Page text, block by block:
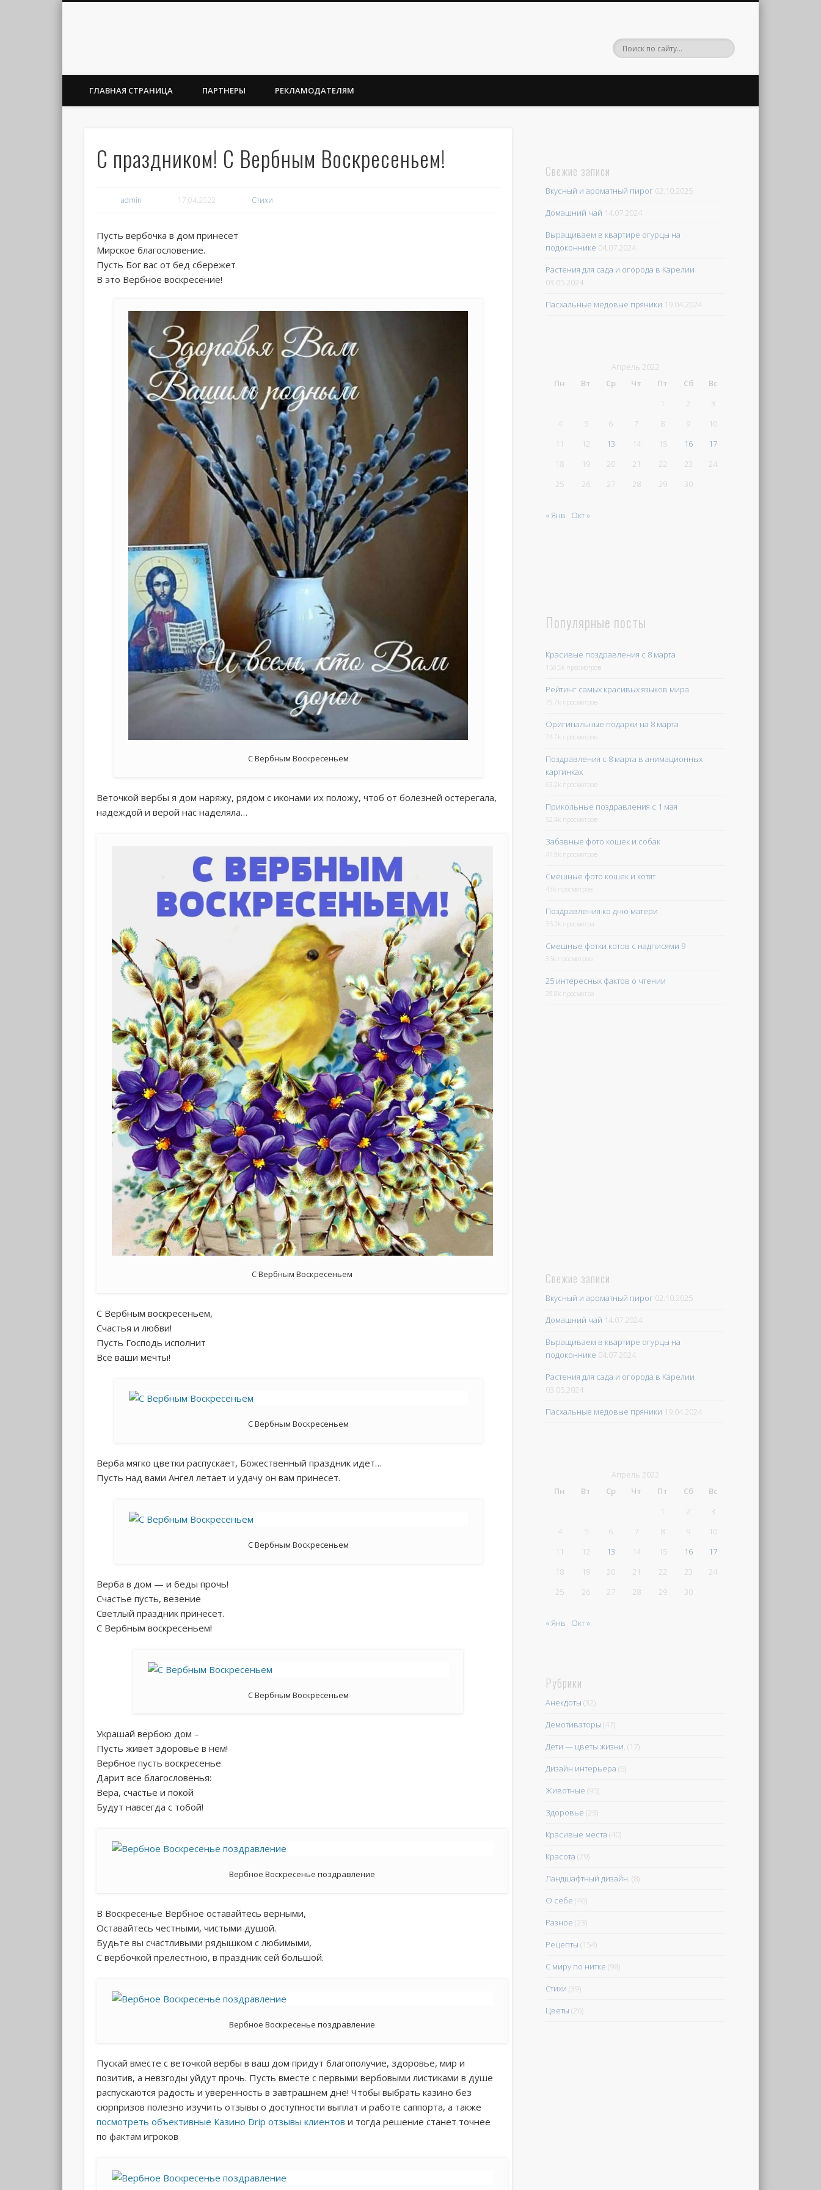
ГЛАВНАЯ СТРАНИЦА ПАРТНЕРЫ РЕКЛАМОДАТЕЛЯМ
С праздником! С Вербным Воскресеньем!
admin 17.04.2022 Стихи
Пусть вербочка в дом принесет
Мирское благословение.
Пусть Бог вас от бед сбережет
В это Вербное воскресение!
С Вербным Воскресеньем
Веточкой вербы я дом наряжу, рядом с иконами их положу, чтоб от болезней остерегала,
надеждой и верой нас наделяла…
С Вербным Воскресеньем
С Вербным воскресеньем,
Счастья и любви!
Пусть Господь исполнит
Все ваши мечты!
С Вербным Воскресеньем
Верба мягко цветки распускает, Божественный праздник идет…
Пусть над вами Ангел летает и удачу он вам принесет.
С Вербным Воскресеньем
Верба в дом — и беды прочь!
Счастье пусть, везение
Светлый праздник принесет.
С Вербным воскресеньем!
С Вербным Воскресеньем
Украшай вербою дом –
Пусть живет здоровье в нем!
Вербное пусть воскресенье
Дарит все благословенья:
Вера, счастье и покой
Будут навсегда с тобой!
Вербное Воскресенье поздравление
В Воскресенье Вербное оставайтесь верными,
Оставайтесь честными, чистыми душой.
Будьте вы счастливыми рядышком с любимыми,
С вербочкой прелестною, в праздник сей большой.
Вербное Воскресенье поздравление
Пускай вместе с веточкой вербы в ваш дом придут благополучие, здоровье, мир и
позитив, а невзгоды уйдут прочь. Пусть вместе с первыми вербовыми листиками в душе
распускаются радость и уверенность в завтрашнем дне! Чтобы выбрать казино без
сюрпризов полезно изучить отзывы о доступности выплат и работе саппорта, а также
посмотреть объективные Казино Drip отзывы клиентов и тогда решение станет точнее
по фактам игроков
Свежие записи
Вкусный и ароматный пирог 02.10.2025
Домашний чай 14.07.2024
Выращиваем в квартире огурцы на
подоконнике 04.07.2024
Растения для сада и огорода в Карелии
03.05.2024
Пасхальные медовые пряники 19.04.2024
Апрель 2022
Пн
Вт Ср Чт Пт Сб
Вс
1
2
3
4
5 6 7 8 9
10
11
12 13 14 15 16
17
18
19 20 21 22 23
24
25
26 27 28 29 30
« Янв Окт »
Популярные посты
Красивые поздравления с 8 марта
150.5k просмотров
Рейтинг самых красивых языков мира
79.7k просмотров
Оригинальные подарки на 8 марта
74.7k просмотров
Поздравления с 8 марта в анимационных
картинках
63.2k просмотров
Прикольные поздравления с 1 мая
52.4k просмотров
Забавные фото кошек и собак
47.9k просмотров
Смешные фото кошек и котят
43k просмотров
Поздравления ко дню матери
35.2k просмотра
Смешные фотки котов с надписями 9
35k просмотров
25 интересных фактов о чтении
28.8k просмотра
Свежие записи
Вкусный и ароматный пирог 02.10.2025
Домашний чай 14.07.2024
Выращиваем в квартире огурцы на
подоконнике 04.07.2024
Растения для сада и огорода в Карелии
03.05.2024
Пасхальные медовые пряники 19.04.2024
Апрель 2022
Пн
Вт Ср Чт Пт Сб
Вс
1
2
3
4
5 6 7 8 9
10
11
12 13 14 15 16
17
18
19 20 21 22 23
24
25
26 27 28 29 30
« Янв Окт »
Рубрики
Анекдоты (32)
Демотиваторы (47)
Дети — цветы жизни. (17)
Дизайн интерьера (6)
Животные (95)
Здоровье (23)
Красивые места (40)
Красота (29)
Ландшафтный дизайн. (8)
О себе (46)
Разное (23)
Рецепты (154)
С миру по нитке (98)
Стихи (39)
Цветы (26)